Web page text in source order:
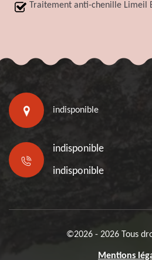
Traitement anti-chenille Limeil
indisponible
indisponible
indisponible
©2026 - 2026 Tous
Mentions